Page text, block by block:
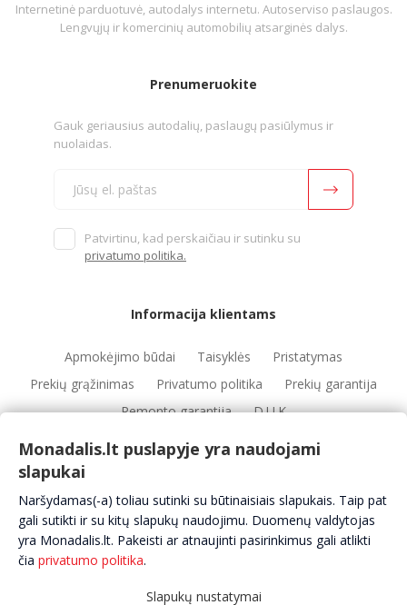
Internetinė parduotuvė, autodalys internetu. Autoserviso paslaugos.
Lengvųjų ir komercinių automobilių atsarginės dalys.
Prenumeruokite
Gauk geriausius autodalių, paslaugų pasiūlymus ir
nuolaidas.
Patvirtinu, kad perskaičiau ir sutinku su
privatumo politika.
Informacija klientams
Apmokėjimo būdai Taisyklės
Pristatymas
Prekių grąžinimas
Privatumo politika
Prekių garantija
Remonto garantija
D.U.K
Automobilių servisai Automobilių dalys
Apie mus
Kontaktai
Monadalis.lt puslapyje yra naudojami
slapukai
Naršydamas(-a) toliau sutinki su būtinaisiais slapukais. Taip pat
gali sutikti ir su kitų slapukų naudojimu. Duomenų valdytojas
yra Monadalis.lt. Pakeisti ar atnaujinti pasirinkimus gali atlikti
čia privatumo politika.
Slapukų nustatymai